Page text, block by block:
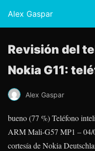
Alex Gaspar
Revisión del
Nokia G11:
Alex Gaspar
bueno (77 %) Teléfono
ARM Mali-G57 MP1 – 04/
cortesía de Nokia